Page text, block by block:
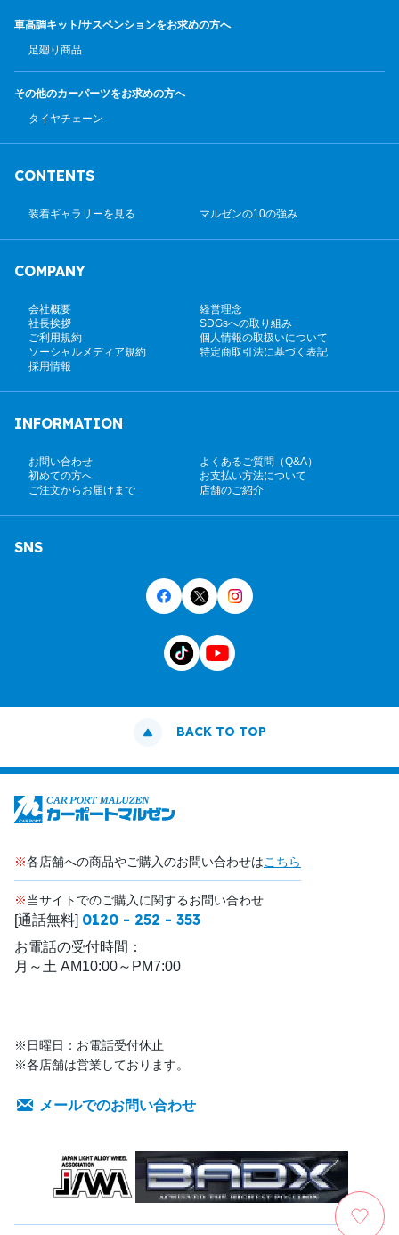
車高調キット/サスペンションをお求めの方へ
足廻り商品
その他のカーパーツをお求めの方へ
タイヤチェーン
CONTENTS
装着ギャラリーを見る マルゼンの10の強み
COMPANY
会社概要
経営理念
社長挨拶
SDGsへの取り組み
ご利用規約
個人情報の取扱いについて
ソーシャルメディア規約
特定商取引法に基づく表記
採用情報
INFORMATION
お問い合わせ
よくあるご質問（Q&A）
初めての方へ
お支払い方法について
ご注文からお届けまで
店舗のご紹介
SNS
BACK TO TOP
※各店舗への商品やご購入のお問い合わせはこちら
※当サイトでのご購入に関するお問い合わせ
[通話無料] 0120 - 252 - 353
お電話の受付時間：
月～土 AM10:00～PM7:00
※日曜日：お電話受付休止
※各店舗は営業しております。
メールでのお問い合わせ